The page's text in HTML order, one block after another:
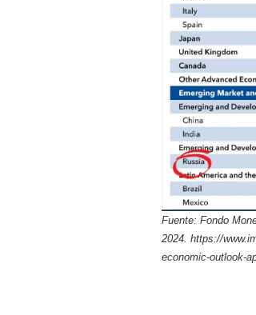
Fuente: Fondo
2024. https://
economic-outlook-